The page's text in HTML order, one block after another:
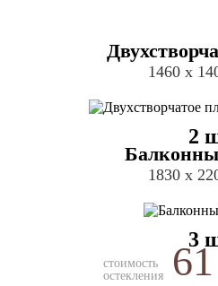
1460 х
2
1830 х
3
стоимость
остекления